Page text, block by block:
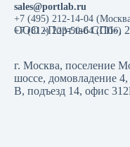
sales@portlab.ru
+7 (495) 212-14-04
+7 (812) 223-50-64 (СПб)
ООО «Портлаб СПб»,
г. Москва, поселение
шоссе, домовладение
В, подъезд 14, офис